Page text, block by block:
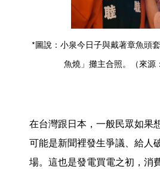
*圖說：小泉今日子與戴著章魚頭
魚燒」攤主合照。（來源：
在台灣跟日本，一般民眾如果
可能是新聞裡發生爭議、給人
場。這也是發電買電之初，消